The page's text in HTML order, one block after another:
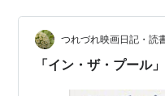
秋 Amazon 破天荒な精
様々な提…つれづれ映画日記・読
「イン・ザ・プール